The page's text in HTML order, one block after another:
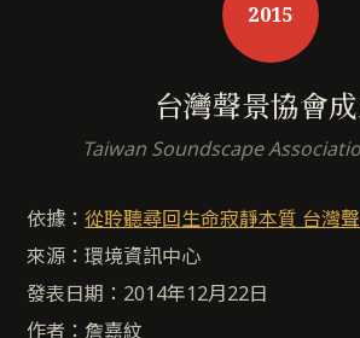
2015
台灣聲景協會
Taiwan Soundscape
依據： 從聆聽尋回生命寂靜本質 台灣
來源：環境資訊中心
發表日期：2014年12月22日
作者：詹嘉紋